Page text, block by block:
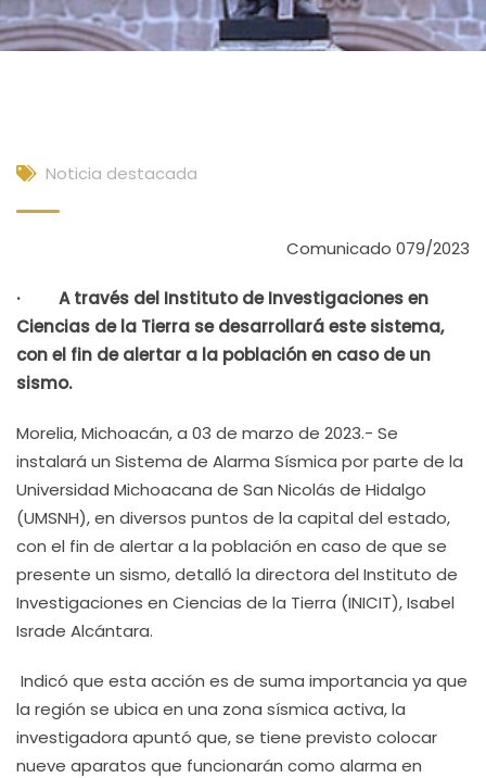
Noticia destacada
Comunicado 079/2023
· A través del Instituto de Investigaciones en
Ciencias de la Tierra se desarrollará este sistema,
con el fin de alertar a la población en caso de un
sismo.
Morelia, Michoacán, a 03 de marzo de 2023.- Se
instalará un Sistema de Alarma Sísmica por parte de la
Universidad Michoacana de San Nicolás de Hidalgo
(UMSNH), en diversos puntos de la capital del estado,
con el fin de alertar a la población en caso de que se
presente un sismo, detalló la directora del Instituto de
Investigaciones en Ciencias de la Tierra (INICIT), Isabel
Israde Alcántara.
Indicó que esta acción es de suma importancia ya que
la región se ubica en una zona sísmica activa, la
investigadora apuntó que, se tiene previsto colocar
nueve aparatos que funcionarán como alarma en